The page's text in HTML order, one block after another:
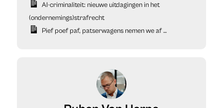
AI-criminaliteit: nieuwe uitdagingen in het
(ondernemings)strafrecht
Pief poef paf, patserwagens nemen we af …